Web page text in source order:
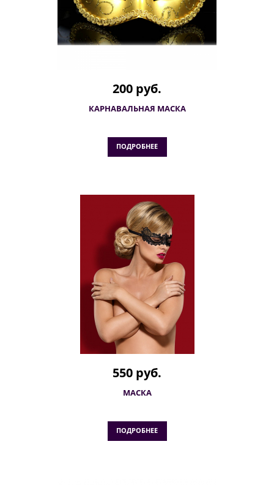
200 руб.
КАРНАВАЛЬНАЯ МАСКА
ПОДРОБНЕЕ
550 руб.
МАСКА
ПОДРОБНЕЕ